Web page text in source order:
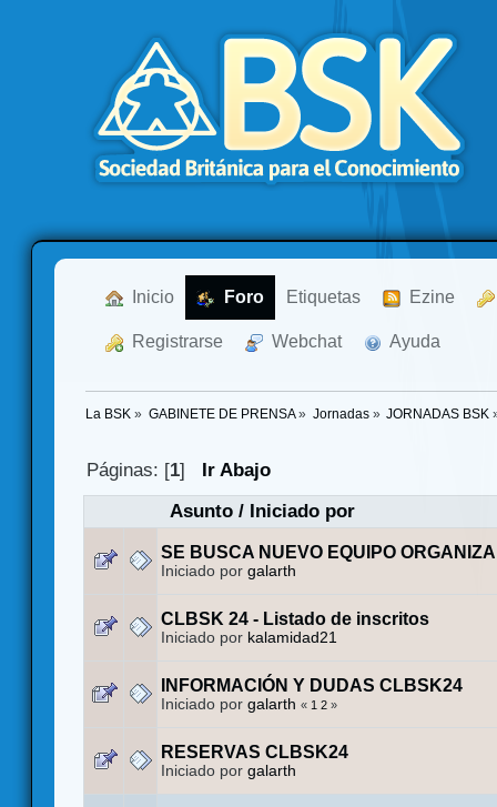
Inicio Foro Etiquetas Ezine
Registrarse Webchat Ayuda
La BSK » GABINETE DE PRENSA» Jornadas» JORNADAS BSK
Páginas: [1]
Ir Abajo
Asunto/ Iniciado por
SE BUSCA NUEVO EQUIPO
Iniciado por galarth
CLBSK 24 - Listado de inscritos
Iniciado por kalamidad21
INFORMACIÓN Y DUDAS CLBSK24
Iniciado por galarth « 1 2 »
RESERVAS CLBSK24
Iniciado por galarth